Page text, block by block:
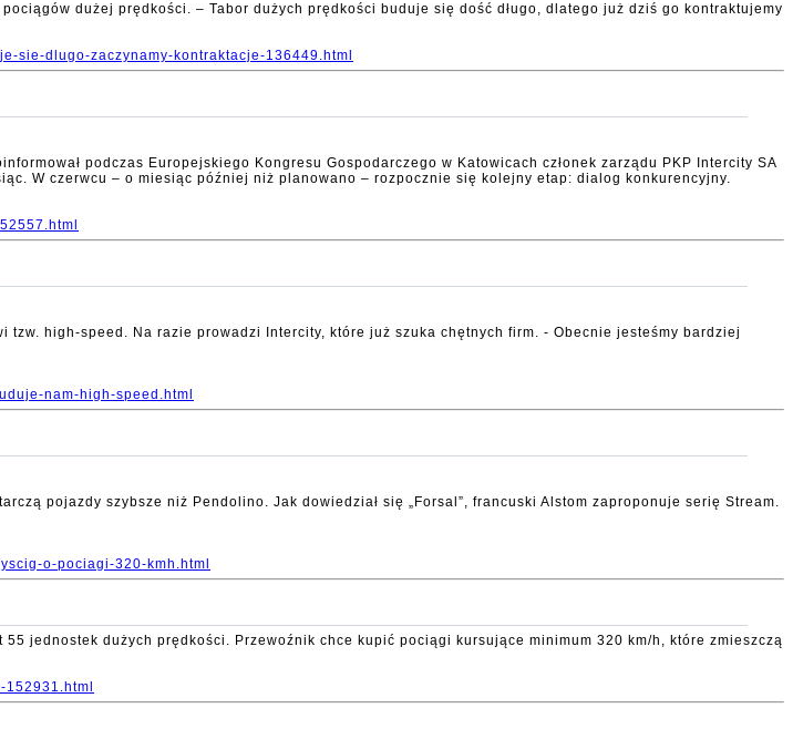
dużej prędkości. – Tabor dużych prędkości buduje się dość długo, dlatego już dziś go kontraktujemy
sie-dlugo-zaczynamy-kontraktacje-136449.html
podczas Europejskiego Kongresu Gospodarczego w Katowicach członek zarządu PKP Intercity SA
W czerwcu – o miesiąc później niż planowano – rozpocznie się kolejny etap: dialog konkurencyjny.
high-speed. Na razie prowadzi Intercity, które już szuka chętnych firm. - Obecnie jesteśmy bardziej
nam-high-speed.html
pojazdy szybsze niż Pendolino. Jak dowiedział się „Forsal”, francuski Alstom zaproponuje serię Stream.
o-pociagi-320-kmh.html
jednostek dużych prędkości. Przewoźnik chce kupić pociągi kursujące minimum 320 km/h, które zmieszczą